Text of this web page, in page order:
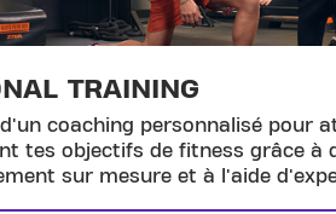
TRAINING
d'un coaching personnalisé pour
tes objectifs de fitness grâce à
sur mesure et à l'aide